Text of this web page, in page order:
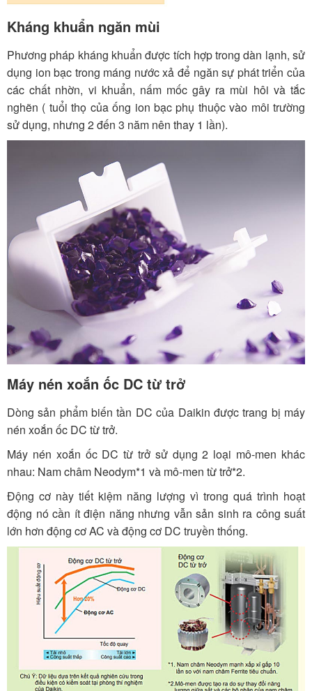
Kháng khuẩn ngăn mùi
Phương pháp kháng khuẩn được tích hợp trong dàn lạnh, sử
dụng ion bạc trong máng nước xả để ngăn sự phát triển của
các chất nhờn, vi khuẩn, nấm mốc gây ra mùi hôi và tắc
nghẽn ( tuổi thọ của ống ion bạc phụ thuộc vào môi trường
sử dụng, nhưng 2 đến 3 năm nên thay 1 lần).
Máy nén xoắn ốc DC từ trở
Dòng sản phẩm biến tần DC của Daikin được trang bị máy
nén xoắn ốc DC từ trở.
Máy nén xoắn ốc DC từ trở sử dụng 2 loại mô-men khác
nhau: Nam châm Neodym*1 và mô-men từ trở*2.
Động cơ này tiết kiệm năng lượng vì trong quá trình hoạt
động nó cần ít điện năng nhưng vẫn sản sinh ra công suất
lớn hơn động cơ AC và động cơ DC truyền thống.